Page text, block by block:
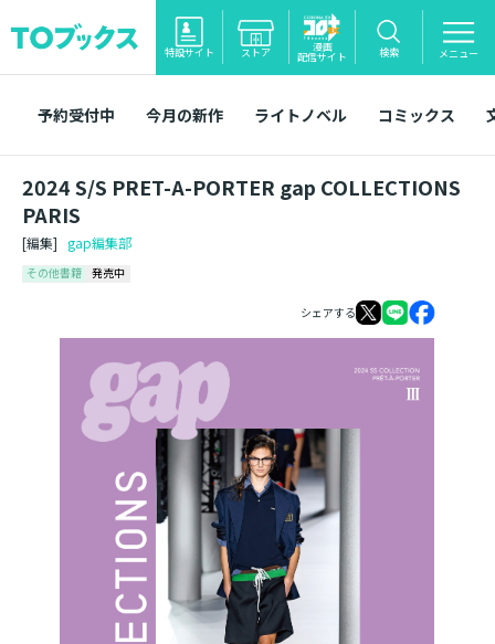
特設サイト ストア 漫画
配信サイト 検索 メニュー
予約受付中 今月の新作 ライトノベル コミックス
2024 S/S PRET-A-PORTER gap COLLECTIONS
PARIS
[編集] gap編集部
その他書籍 発売中
シェアする